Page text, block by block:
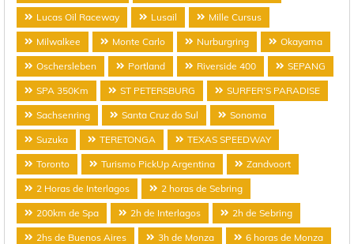
Lucas Oil Raceway Lusail Mille Cursus
Milwalkee Monte Carlo Nurburgring Okayama
Oschersleben Portland Riverside 400 SEPANG
SPA 350Km ST PETERSBURG SURFER'S PARADISE
Sachsenring Santa Cruz do Sul Sonoma
Suzuka TERETONGA TEXAS SPEEDWAY
Toronto Turismo PickUp Argentina Zandvoort
2 Horas de Interlagos 2 horas de Sebring
200km de Spa 2h de Interlagos 2h de Sebring
2hs de Buenos Aires 3h de Monza 6 horas de Monza